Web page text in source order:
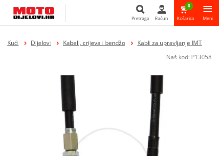
Pretraga
Pretraga Račun
0
Košarica Meni
Kući Dijelovi Kabeli, crijeva i bendžo
Kabli za upravljanje JMT
Naš kod: P13058